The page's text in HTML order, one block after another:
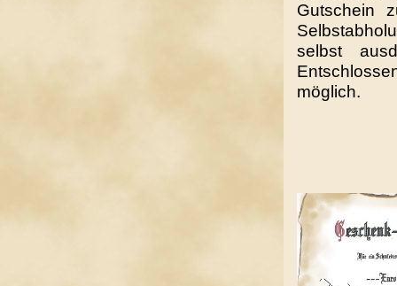
Gutschein
selbst
möglich.